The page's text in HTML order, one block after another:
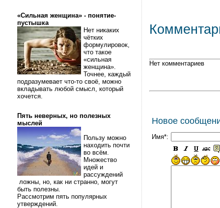
«Сильная женщина» - понятие-
пустышка
Нет никаких
чётких
формулировок,
что такое
«сильная
женщина».
Точнее, каждый
подразумевает что-то своё, можно
вкладывать любой смысл, который
хочется.
Пять неверных, но полезных
мыслей
Пользу можно
находить почти
во всём.
Множество
идей и
рассуждений
ложны, но, как ни странно, могут
быть полезны.
Рассмотрим пять популярных
утверждений.
Нет комментариев
Новое
Имя*: